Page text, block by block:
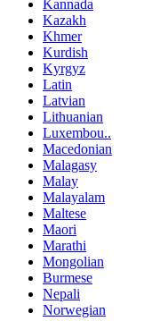
Kannada
Kazakh
Khmer
Kurdish
Kyrgyz
Latin
Latvian
Lithuanian
Luxembou..
Macedonian
Malagasy
Malay
Malayalam
Maltese
Maori
Marathi
Mongolian
Burmese
Nepali
Norwegian